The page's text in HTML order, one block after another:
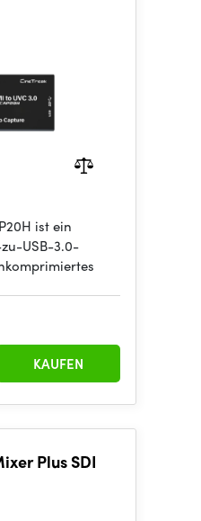
ist ein
USB-3.0-
KAUFEN
Plus SDI